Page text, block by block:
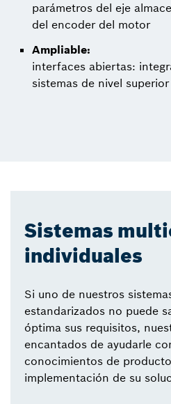
parámetros del eje
del encoder del motor
Ampliable:
interfaces abiertas:
sistemas de nivel superior
Sistemas
individuales
Si uno de nuestros
estandarizados no puede
óptima sus requisitos,
encantados de ayudarle
conocimientos de
implementación de su